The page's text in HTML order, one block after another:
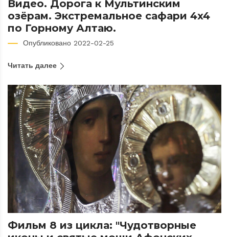
Видео. Дорога к Мультинским
озёрам. Экстремальное сафари 4x4
по Горному Алтаю.
Опубликовано 2022-02-25
Читать далее
Фильм 8 из цикла: "Чудотворные